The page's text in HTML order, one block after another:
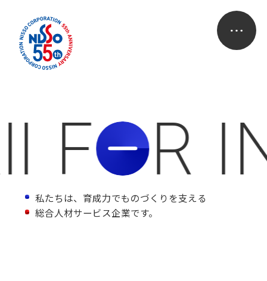
FOR
私たちは、育成力でものづくりを支える
総合人材サービス企業です。